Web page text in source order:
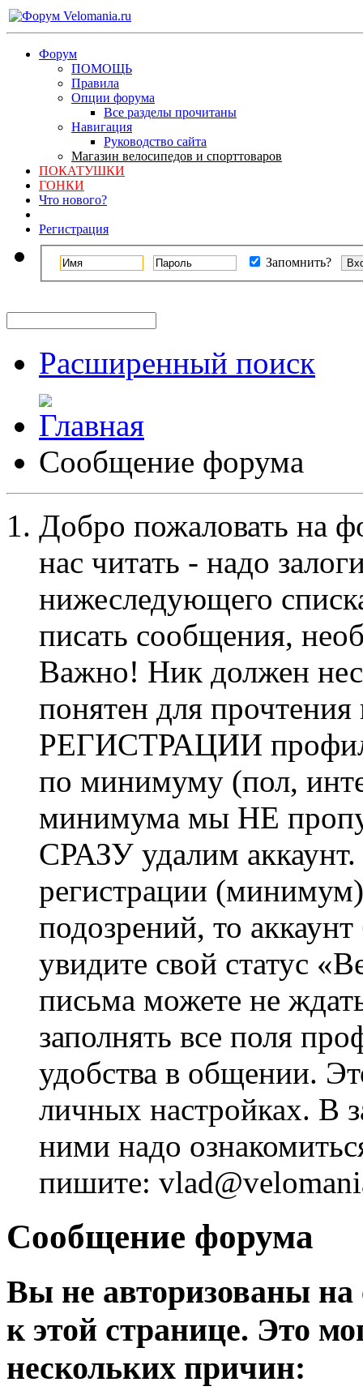
Форум
ПОМОЩЬ
Правила
Опции форума
Все разделы прочитаны
Навигация
Руководство сайта
Магазин велосипедов и спорттоваров
ПОКАТУШКИ
ГОНКИ
Что нового?
Регистрация
Запомнить?
Расширенный поиск
Сообщение форума
Добро пожаловать на
нас читать - надо
нижеследующего
писать сообщения,
Важно! Ник должен
понятен для
РЕГИСТРАЦИИ профиль
по минимуму (пол,
минимума мы НЕ
СРАЗУ удалим
регистрации
подозрений, то
увидите свой статус
письма можете не
заполнять все поля
удобства в общении.
личных настройках. В
ними надо
пишите:
Сообщение форума
Вы не авторизованы на
к этой странице. Это
нескольких причин: